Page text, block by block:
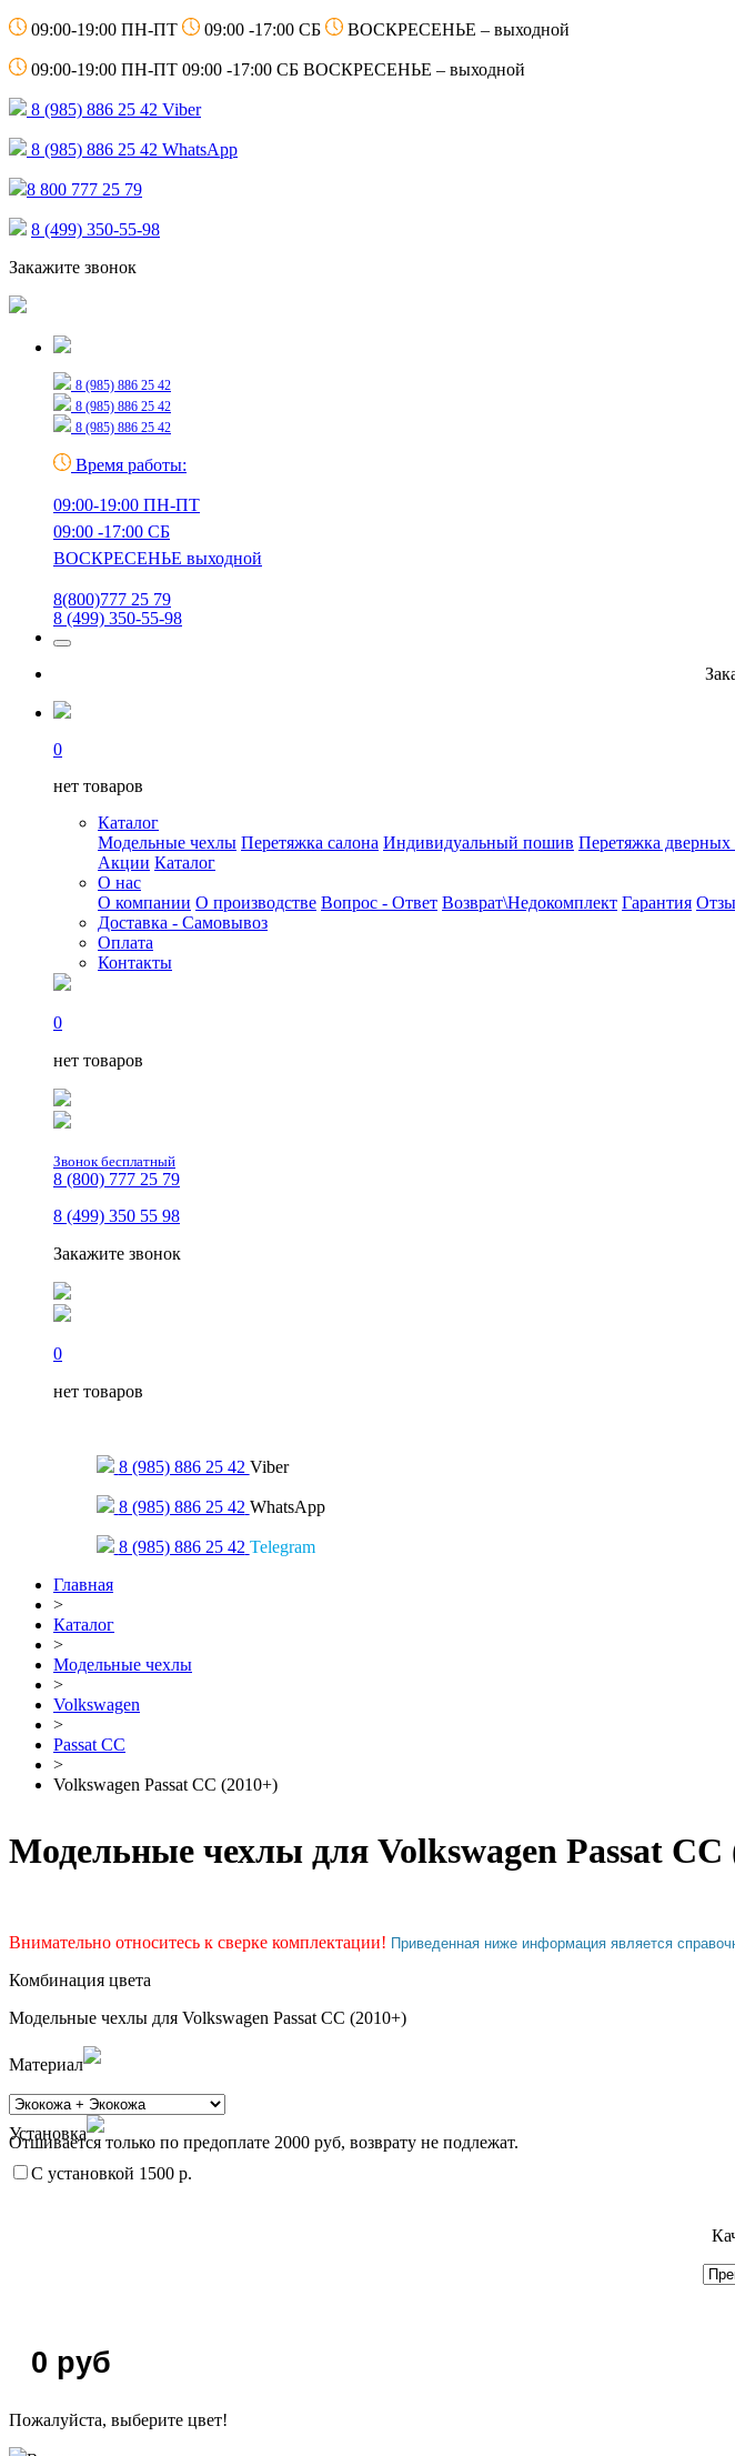
09:00-19:00 ПН-ПТ 09:00 -17:00 СБ ВОСКРЕСЕНЬЕ – выходной
09:00-19:00 ПН-ПТ 09:00 -17:00 СБ ВОСКРЕСЕНЬЕ – выходной
8 (985) 886 25 42 Viber
8 (985) 886 25 42 WhatsApp
8 800 777 25 79
8 (499) 350-55-98
Закажите звонок
8 (985) 886 25 42
8 (985) 886 25 42
8 (985) 886 25 42
Время работы:
09:00-19:00 ПН-ПТ
09:00 -17:00 СБ
ВОСКРЕСЕНЬЕ выходной
8(800)777 25 79
8 (499) 350-55-98
0
нет товаров
Каталог
Модельные чехлы Перетяжка салона Индивидуальный пошив Перетяжка дверных
Акции Каталог
О нас
О компании О производстве Вопрос - Ответ Возврат\Недокомплект Гарантия
Доставка - Самовывоз
Оплата
Контакты
0
нет товаров
Звонок бесплатный
8 (800) 777 25 79
8 (499) 350 55 98
Закажите звонок
0
нет товаров
8 (985) 886 25 42 Viber
8 (985) 886 25 42 WhatsApp
8 (985) 886 25 42 Telegram
Главная
>
Каталог
>
Модельные чехлы
>
Volkswagen
>
Passat CC
>
Volkswagen Passat CC (2010+)
Модельные чехлы для Volkswagen Passat CC
Внимательно относитесь к сверке комплектации! Приведенная ниже информация является
Комбинация цвета
Модельные чехлы для Volkswagen Passat CC (2010+)
Материал
Отшивается только по предоплате 2000 руб, возврату не подлежат.
Установка
С установкой 1500 р.
0 руб
Пожалуйста, выберите цвет!